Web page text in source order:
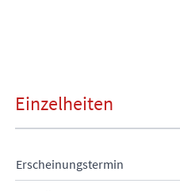
Einzelheiten
Erscheinungstermin